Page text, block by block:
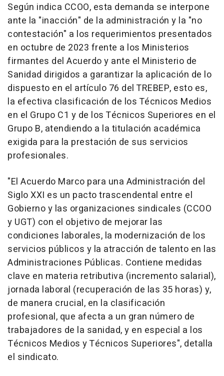
Según indica CCOO, esta demanda se interpone
ante la "inacción" de la administración y la "no
contestación" a los requerimientos presentados
en octubre de 2023 frente a los Ministerios
firmantes del Acuerdo y ante el Ministerio de
Sanidad dirigidos a garantizar la aplicación de lo
dispuesto en el artículo 76 del TREBEP, esto es,
la efectiva clasificación de los Técnicos Medios
en el Grupo C1 y de los Técnicos Superiores en el
Grupo B, atendiendo a la titulación académica
exigida para la prestación de sus servicios
profesionales.
"El Acuerdo Marco para una Administración del
Siglo XXI es un pacto trascendental entre el
Gobierno y las organizaciones sindicales (CCOO
y UGT) con el objetivo de mejorar las
condiciones laborales, la modernización de los
servicios públicos y la atracción de talento en las
Administraciones Públicas. Contiene medidas
clave en materia retributiva (incremento salarial),
jornada laboral (recuperación de las 35 horas) y,
de manera crucial, en la clasificación
profesional, que afecta a un gran número de
trabajadores de la sanidad, y en especial a los
Técnicos Medios y Técnicos Superiores", detalla
el sindicato.